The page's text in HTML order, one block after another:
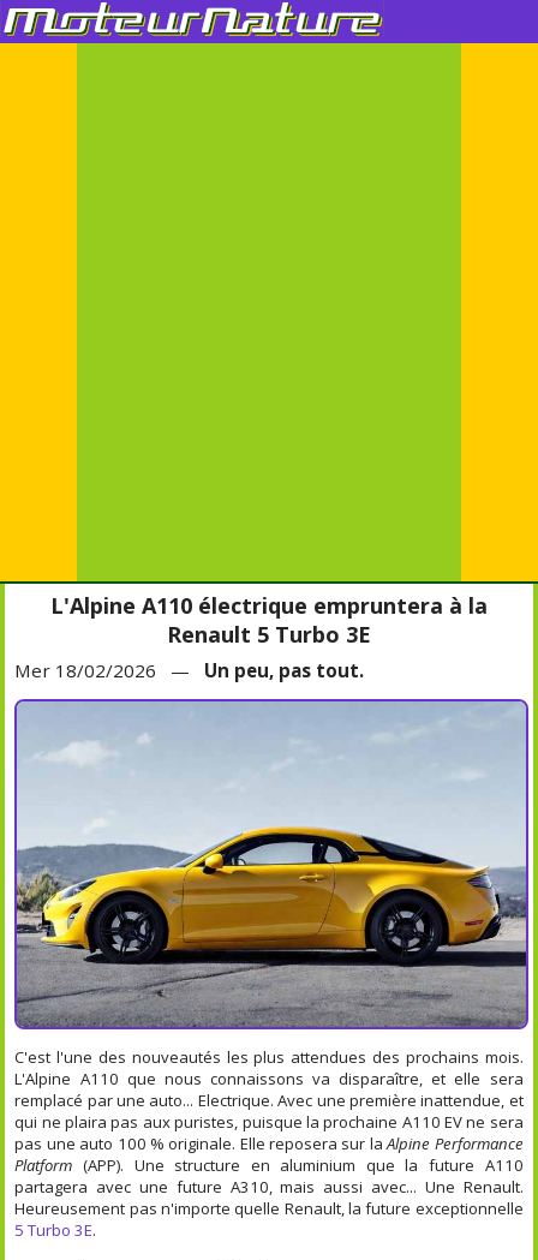
L'Alpine A110 électrique empruntera à la
Renault 5 Turbo 3E
Mer 18/02/2026 — Un peu, pas tout.
C'est l'une des nouveautés les plus attendues des prochains mois.
L'Alpine A110 que nous connaissons va disparaître, et elle sera
remplacé par une auto... Electrique. Avec une première inattendue, et
qui ne plaira pas aux puristes, puisque la prochaine A110 EV ne sera
pas une auto 100 % originale. Elle reposera sur laAlpine Performance
Platform (APP). Une structure en aluminium que la future A110
partagera avec une future A310, mais aussi avec... Une Renault.
Heureusement pas n'importe quelle Renault, la future exceptionnelle
5 Turbo 3E.